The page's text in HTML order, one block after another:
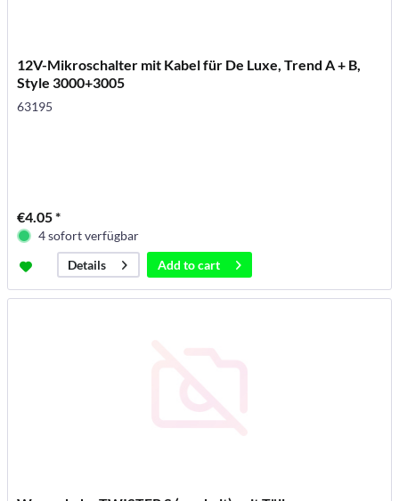
12V-Mikroschalter mit Kabel für De Luxe, Trend A + B,
Style 3000+3005
63195
€4.05 *
4 sofort verfügbar
Details
Add tocart